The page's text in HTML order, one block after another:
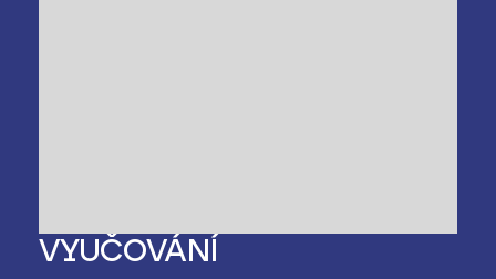
VYUČOVÁNÍ